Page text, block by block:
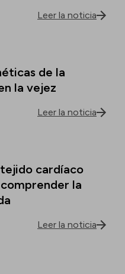
Leer la noticia
de la
la vejez
Leer la noticia
cardíaco
la
Leer la noticia